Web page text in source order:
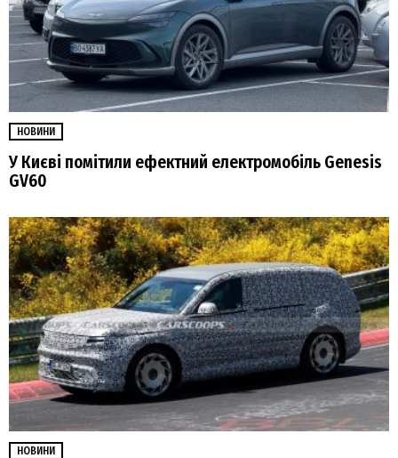
НОВИНИ
У Києві помітили ефектний електромобіль Genesis
GV60
НОВИНИ